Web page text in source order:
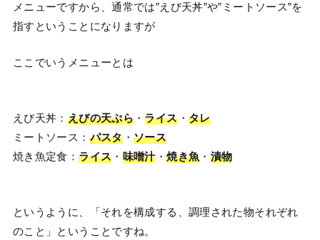
メニューですから、通常では”えび天丼”や”ミートソース”を
指すということになりますが
ここでいうメニューとは
えび天丼： えびの天ぷら ・ ライス・ タレ
ミートソース： パスタ・ソース
焼き魚定食：ライス ・ 味噌汁・焼き魚 ・ 漬物
というように、「それを構成する、調理された物それぞれ
のこと」ということですね。